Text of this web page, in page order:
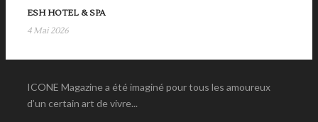
ESH HOTEL & SPA
4 Mai 2026
ICONE Magazine a été imaginé pour tous les amoureux
d’un certain art de vivre...